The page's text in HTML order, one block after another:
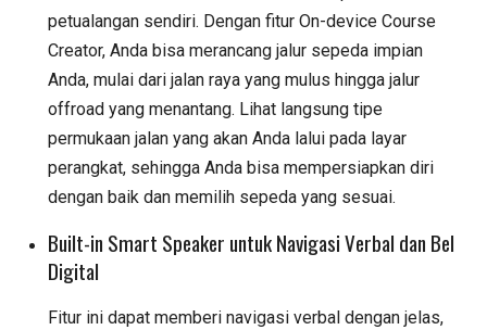
petualangan sendiri. Dengan fitur On-device Course
Creator, Anda bisa merancang jalur sepeda impian
Anda, mulai dari jalan raya yang mulus hingga jalur
offroad yang menantang. Lihat langsung tipe
permukaan jalan yang akan Anda lalui pada layar
perangkat, sehingga Anda bisa mempersiapkan diri
dengan baik dan memilih sepeda yang sesuai.
Built-in Smart Speaker untuk Navigasi Verbal dan Bel
Digital
Fitur ini dapat memberi navigasi verbal dengan jelas,